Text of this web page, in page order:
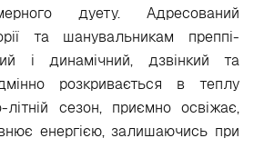
дуету. Адресований
та шанувальникам преппі-
і динамічний, дзвінкий та
розкривається в теплу
сезон, приємно освіжає,
енергією, залишаючись при